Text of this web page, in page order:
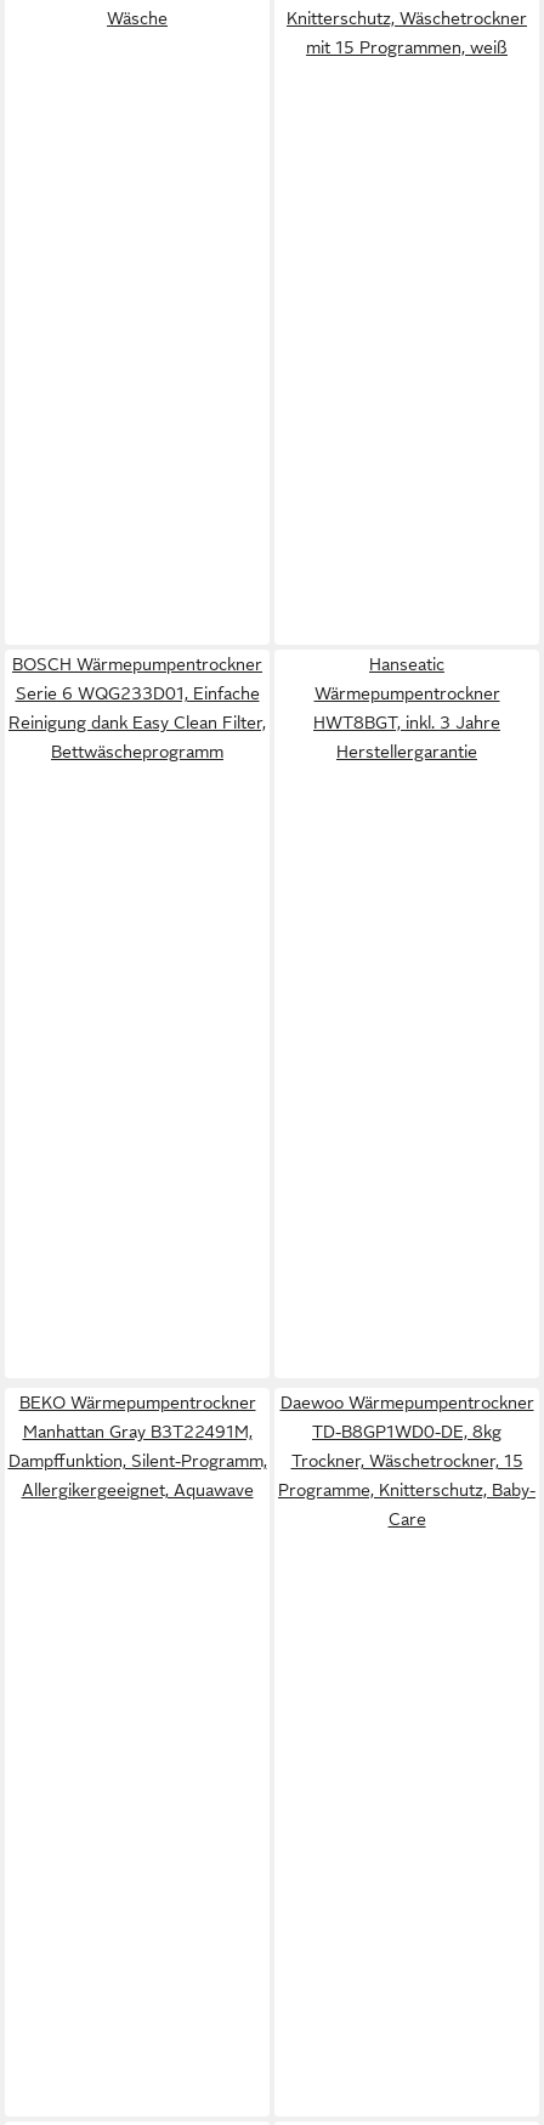
Wäsche
Knitterschutz, Wäschetrockner
mit 15 Programmen, weiß
BOSCH Wärmepumpentrockner
Serie 6 WQG233D01, Einfache
Reinigung dank Easy Clean Filter,
Bettwäscheprogramm
Hanseatic
Wärmepumpentrockner
HWT8BGT, inkl. 3 Jahre
Herstellergarantie
BEKO Wärmepumpentrockner
Manhattan Gray B3T22491M,
Dampffunktion, Silent-Programm,
Allergikergeeignet, Aquawave
Daewoo Wärmepumpentrockner
TD-B8GP1WD0-DE, 8kg
Trockner, Wäschetrockner, 15
Programme, Knitterschutz, Baby-
Care